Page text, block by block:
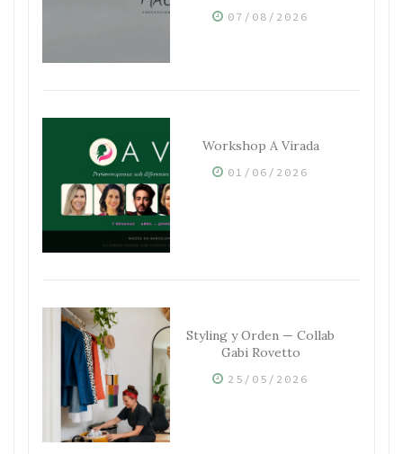
07/08/2026
Workshop A Virada
01/06/2026
Styling y Orden — Collab
Gabi Rovetto
25/05/2026